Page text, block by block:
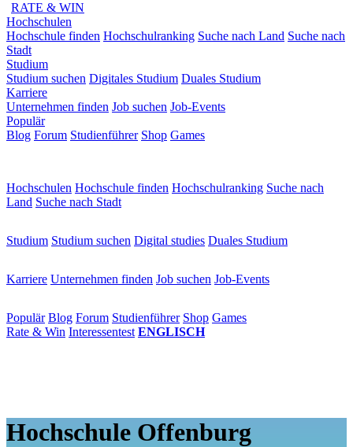
RATE & WIN
Hochschulen
Hochschule finden Hochschulranking Suche nach Land Suche nach
Stadt
Studium
Studium suchen Digitales Studium Duales Studium
Karriere
Unternehmen finden Job suchen Job-Events
Populär
Blog Forum Studienführer Shop Games
Hochschulen Hochschule finden Hochschulranking Suche nach
Land Suche nach Stadt
Studium Studium suchen Digital studies Duales Studium
Karriere Unternehmen finden Job suchen Job-Events
Populär Blog Forum Studienführer Shop Games
Rate & Win Interessentest ENGLISCH
Hochschule Offenburg